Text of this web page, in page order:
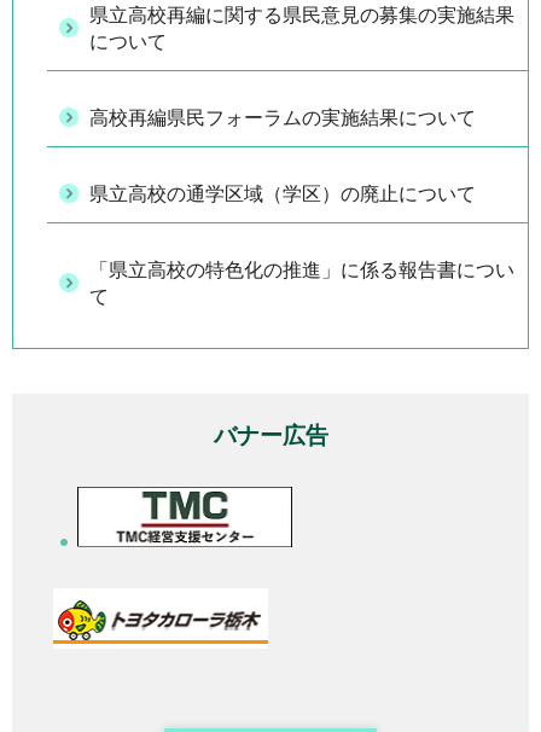
県立高校再編に関する県民意見の募集の実施結果
について
高校再編県民フォーラムの実施結果について
県立高校の通学区域（学区）の廃止について
「県立高校の特色化の推進」に係る報告書につい
て
バナー広告